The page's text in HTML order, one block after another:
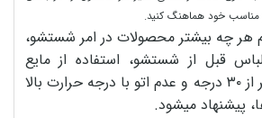
مناسب خود هماهنگ کنید.
هر چه بیشتر محصولات در امر شستشو،
قبل از شستشو، استفاده از مایع
شوینده، آب گرم کمتر از ۳۰ درجه و عدم اتو با درجه حرارت بالا
پیشنهاد میشود.